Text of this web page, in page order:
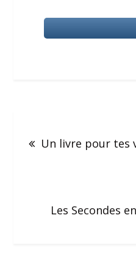
Un livre pour tes
Les Secondes